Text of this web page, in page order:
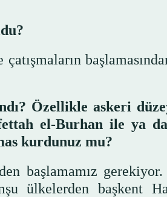
Özellikle askeri
el-Burhan ile ya
kurdunuz mu?
başlamamız
ülkelerden başkent